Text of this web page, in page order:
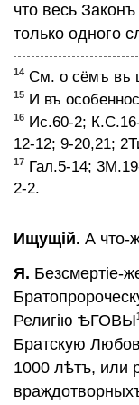
что весь
только одного
14 См. о сёмъ въ
15 И въ
16 Ис.60-2;
12-12; 9-20,21;
17 Гал.5-14;
2-2.
Ищущiй. А что-
Я. Безсмертiе-
Религiю ѢГОВЫ
Братскую
1000 лѣтъ, или